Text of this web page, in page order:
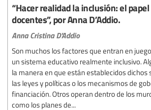
“Hacer realidad la inclusión: el
docentes”, por Anna D’Addio.
Anna Cristina D'Addio
Son muchos los factores que entran en
un sistema educativo realmente inclusivo.
la manera en que están establecidos dichos
las leyes y políticas o los mecanismos de
financiación. Otros operan dentro de los
como los planes de...